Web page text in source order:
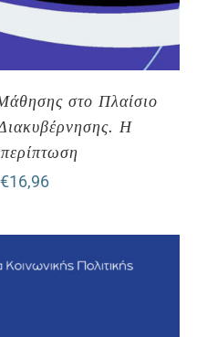
στο Πλαίσιο
Η
Original
€16,96Η